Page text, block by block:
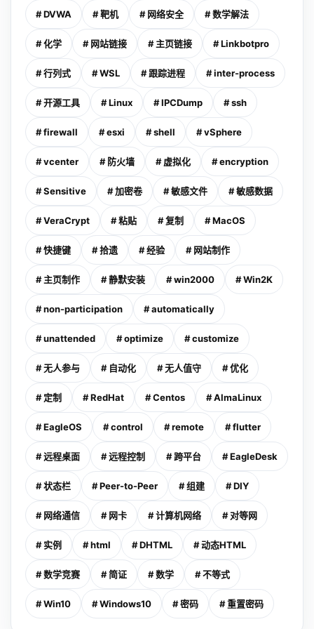
# DVWA # 靶机 # 网络安全 # 数学解法
# 化学 # 网站链接 # 主页链接 # Linkbotpro
# 行列式 # WSL # 跟踪进程 # inter-process
# 开源工具 # Linux # IPCDump # ssh
# firewall # esxi # shell # vSphere
# vcenter # 防火墙 # 虚拟化 # encryption
# Sensitive # 加密卷 # 敏感文件 # 敏感数据
# VeraCrypt # 粘贴 # 复制 # MacOS
# 快捷键 # 拾遗 # 经验 # 网站制作
# 主页制作 # 静默安装 # win2000 # Win2K
# non-participation # automatically
# unattended # optimize # customize
# 无人参与 # 自动化 # 无人值守 # 优化
# 定制 # RedHat # Centos # AlmaLinux
# EagleOS # control # remote # flutter
# 远程桌面 # 远程控制 # 跨平台 # EagleDesk
# 状态栏 # Peer-to-Peer # 组建 # DIY
# 网络通信 # 网卡 # 计算机网络 # 对等网
# 实例 # html # DHTML # 动态HTML
# 数学竞赛 # 简证 # 数学 # 不等式
# Win10 # Windows10 # 密码 # 重置密码